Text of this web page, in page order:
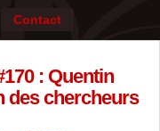
Contact
: Quentin
des chercheurs